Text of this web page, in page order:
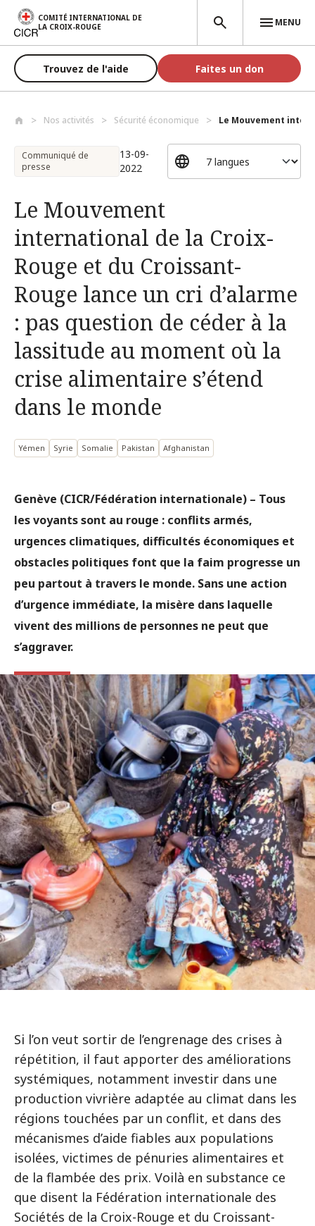
Aller au contenu principal
COMITÉ INTERNATIONAL DE
LA CROIX-ROUGE
MENU
Trouvez de l'aide Faites un don
Nos activités Sécurité économique Le Mouvement
Communiqué de
presse
13-09-
2022
Le Mouvement
international de la Croix-
Rouge et du Croissant-
Rouge lance un cri d’alarme
: pas question de céder à la
lassitude au moment où la
crise alimentaire s’étend
dans le monde
Yémen Syrie Somalie Pakistan Afghanistan
Genève (CICR/Fédération internationale) – Tous
les voyants sont au rouge : conflits armés,
urgences climatiques, difficultés économiques et
obstacles politiques font que la faim progresse un
peu partout à travers le monde. Sans une action
d’urgence immédiate, la misère dans laquelle
vivent des millions de personnes ne peut que
s’aggraver.
Si l’on veut sortir de l’engrenage des crises à
répétition, il faut apporter des améliorations
systémiques, notamment investir dans une
production vivrière adaptée au climat dans les
régions touchées par un conflit, et dans des
mécanismes d’aide fiables aux populations
isolées, victimes de pénuries alimentaires et
de la flambée des prix. Voilà en substance ce
que disent la Fédération internationale des
Sociétés de la Croix-Rouge et du Croissant-